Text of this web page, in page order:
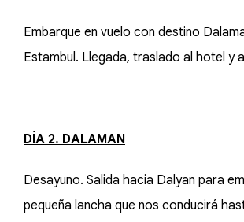
Embarque en vuelo con destino
Estambul. Llegada, traslado al hotel y
DÍA 2. DALAMAN
Desayuno. Salida hacia Dalyan para
pequeña lancha que nos conducirá